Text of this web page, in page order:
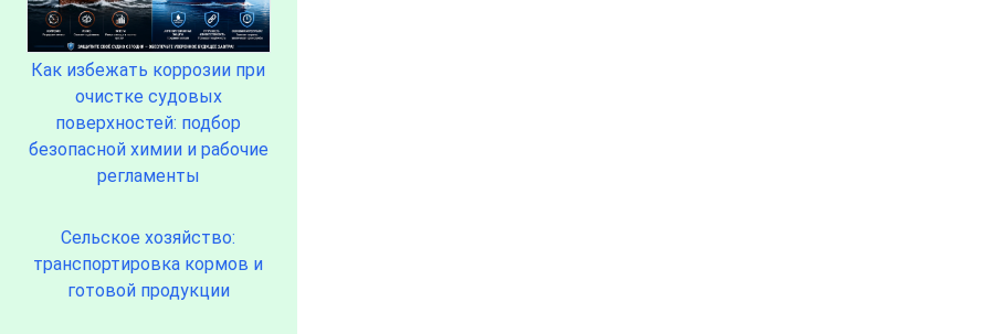
Как избежать коррозии при
очистке судовых
поверхностей: подбор
безопасной химии и рабочие
регламенты
Сельское хозяйство:
транспортировка кормов и
готовой продукции